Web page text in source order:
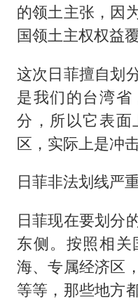
的领土主张，因
国领土主权权益
这次日菲擅自划
是我们的台湾
分，所以它表
区，实际上是冲
日菲非法划线严
日菲现在要划分
东侧。按照相
海、专属经济区
等等，那些地方